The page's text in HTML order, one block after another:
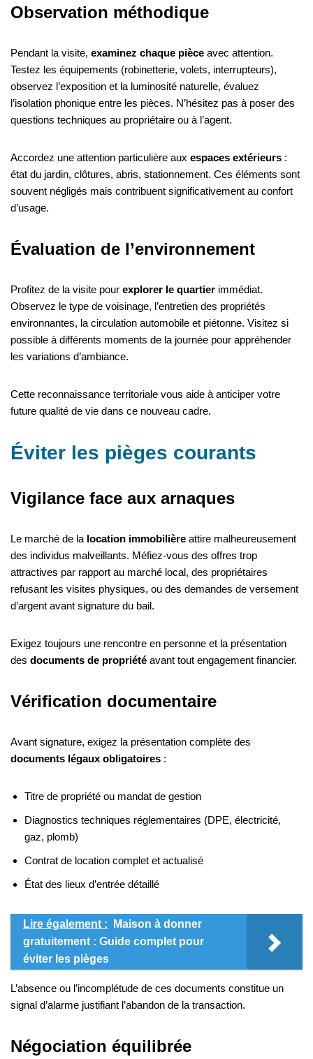
Observation méthodique
Pendant la visite, examinez chaque pièce avec attention.
Testez les équipements (robinetterie, volets, interrupteurs),
observez l’exposition et la luminosité naturelle, évaluez
l’isolation phonique entre les pièces. N’hésitez pas à poser des
questions techniques au propriétaire ou à l’agent.
Accordez une attention particulière aux espaces extérieurs :
état du jardin, clôtures, abris, stationnement. Ces éléments sont
souvent négligés mais contribuent significativement au confort
d’usage.
Évaluation de l’environnement
Profitez de la visite pour explorer le quartier immédiat.
Observez le type de voisinage, l’entretien des propriétés
environnantes, la circulation automobile et piétonne. Visitez si
possible à différents moments de la journée pour appréhender
les variations d’ambiance.
Cette reconnaissance territoriale vous aide à anticiper votre
future qualité de vie dans ce nouveau cadre.
Éviter les pièges courants
Vigilance face aux arnaques
Le marché de la location immobilière attire malheureusement
des individus malveillants. Méfiez-vous des offres trop
attractives par rapport au marché local, des propriétaires
refusant les visites physiques, ou des demandes de versement
d’argent avant signature du bail.
Exigez toujours une rencontre en personne et la présentation
des documents de propriété avant tout engagement financier.
Vérification documentaire
Avant signature, exigez la présentation complète des
documents légaux obligatoires :
Titre de propriété ou mandat de gestion
Diagnostics techniques réglementaires (DPE, électricité,
gaz, plomb)
Contrat de location complet et actualisé
État des lieux d’entrée détaillé
Lire également :
Maison à donner
gratuitement : Guide complet pour
éviter les pièges
L’absence ou l’incomplétude de ces documents constitue un
signal d’alarme justifiant l’abandon de la transaction.
Négociation équilibrée